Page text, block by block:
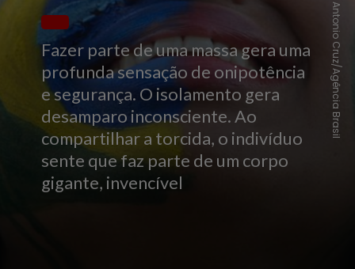
Fazer parte de uma massa gera uma
profunda sensação de onipotência
e segurança. O isolamento gera
desamparo inconsciente. Ao
compartilhar a torcida, o indivíduo
sente que faz parte de um corpo
gigante, invencível
Antonio Cruz/Agência Brasil